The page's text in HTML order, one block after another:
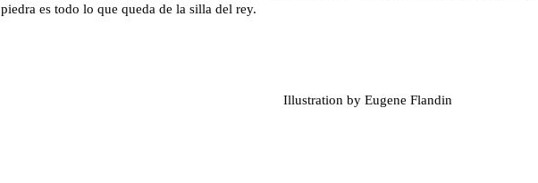
piedra es todo lo que queda de la silla del rey.
Illustration by Eugene Flandin